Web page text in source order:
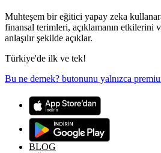
Muhteşem bir eğitici yapay zeka
finansal terimleri, açıklamanın etkilerini
anlaşılır şekilde açıklar.
Türkiye'de ilk ve tek!
Bu ne demek? butonunu yalnızca
BLOG